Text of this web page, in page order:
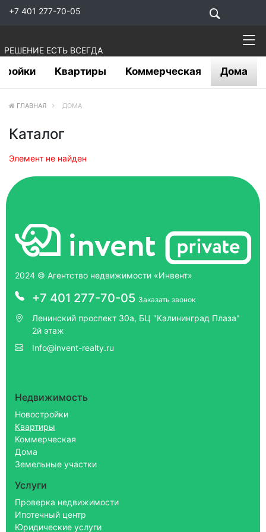
+7 401 277-70-05
РЕШЕНИЕ ЕСТЬ ВСЕГДА
Квартиры Коммерческая Дома
ГЛАВНАЯ ДОМА
Каталог
Элемент не найден
2024 © Агентство недвижимости «Инвент»
+7 401 277-70-05 Заказать звонок
Ленинский проспект 30а, БЦ "Калининград Плаза"
2й этаж
Info@invent-realty.ru
Недвижимость
Новостройки
Квартиры
Коммерческая
Дома
Земельные участки
Услуги
Проверка недвижимости
Ипотечный центр
Юридические услуги